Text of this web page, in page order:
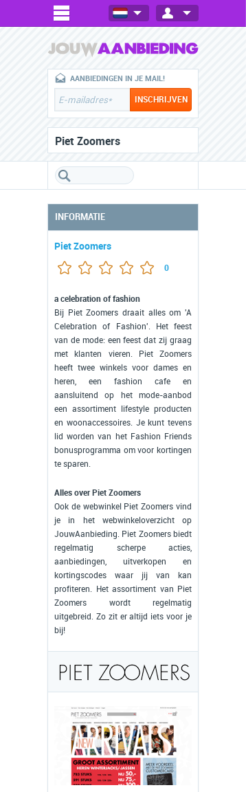
AANBIEDINGEN IN JE MAIL!
Piet Zoomers
INFORMATIE
Piet Zoomers
0
a celebration of fashion
Bij Piet Zoomers draait alles om 'A
Celebration of Fashion'. Het feest
van de mode: een feest dat zij graag
met klanten vieren. Piet Zoomers
heeft twee winkels voor dames en
heren, een fashion cafe en
aansluitend op het mode-aanbod
een assortiment lifestyle producten
en woonaccessoires. Je kunt tevens
lid worden van het Fashion Friends
bonusprogramma om voor kortingen
te sparen.
Alles over Piet Zoomers
Ook de webwinkel Piet Zoomers vind
je in het webwinkeloverzicht op
JouwAanbieding. Piet Zoomers biedt
regelmatig scherpe acties,
aanbiedingen, uitverkopen en
kortingscodes waar jij van kan
profiteren. Het assortiment van Piet
Zoomers wordt regelmatig
uitgebreid. Zo zit er altijd iets voor je
bij!